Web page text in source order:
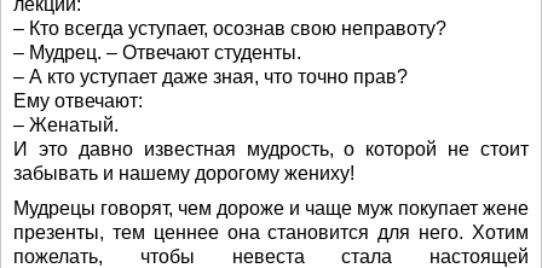
лекции:
– Кто всегда уступает, осознав свою неправоту?
– Мудрец. – Отвечают студенты.
– А кто уступает даже зная, что точно прав?
Ему отвечают:
– Женатый.
И это давно известная мудрость, о которой не стоит
забывать и нашему дорогому жениху!
Мудрецы говорят, чем дороже и чаще муж покупает жене
презенты, тем ценнее она становится для него. Хотим
пожелать, чтобы невеста стала настоящей